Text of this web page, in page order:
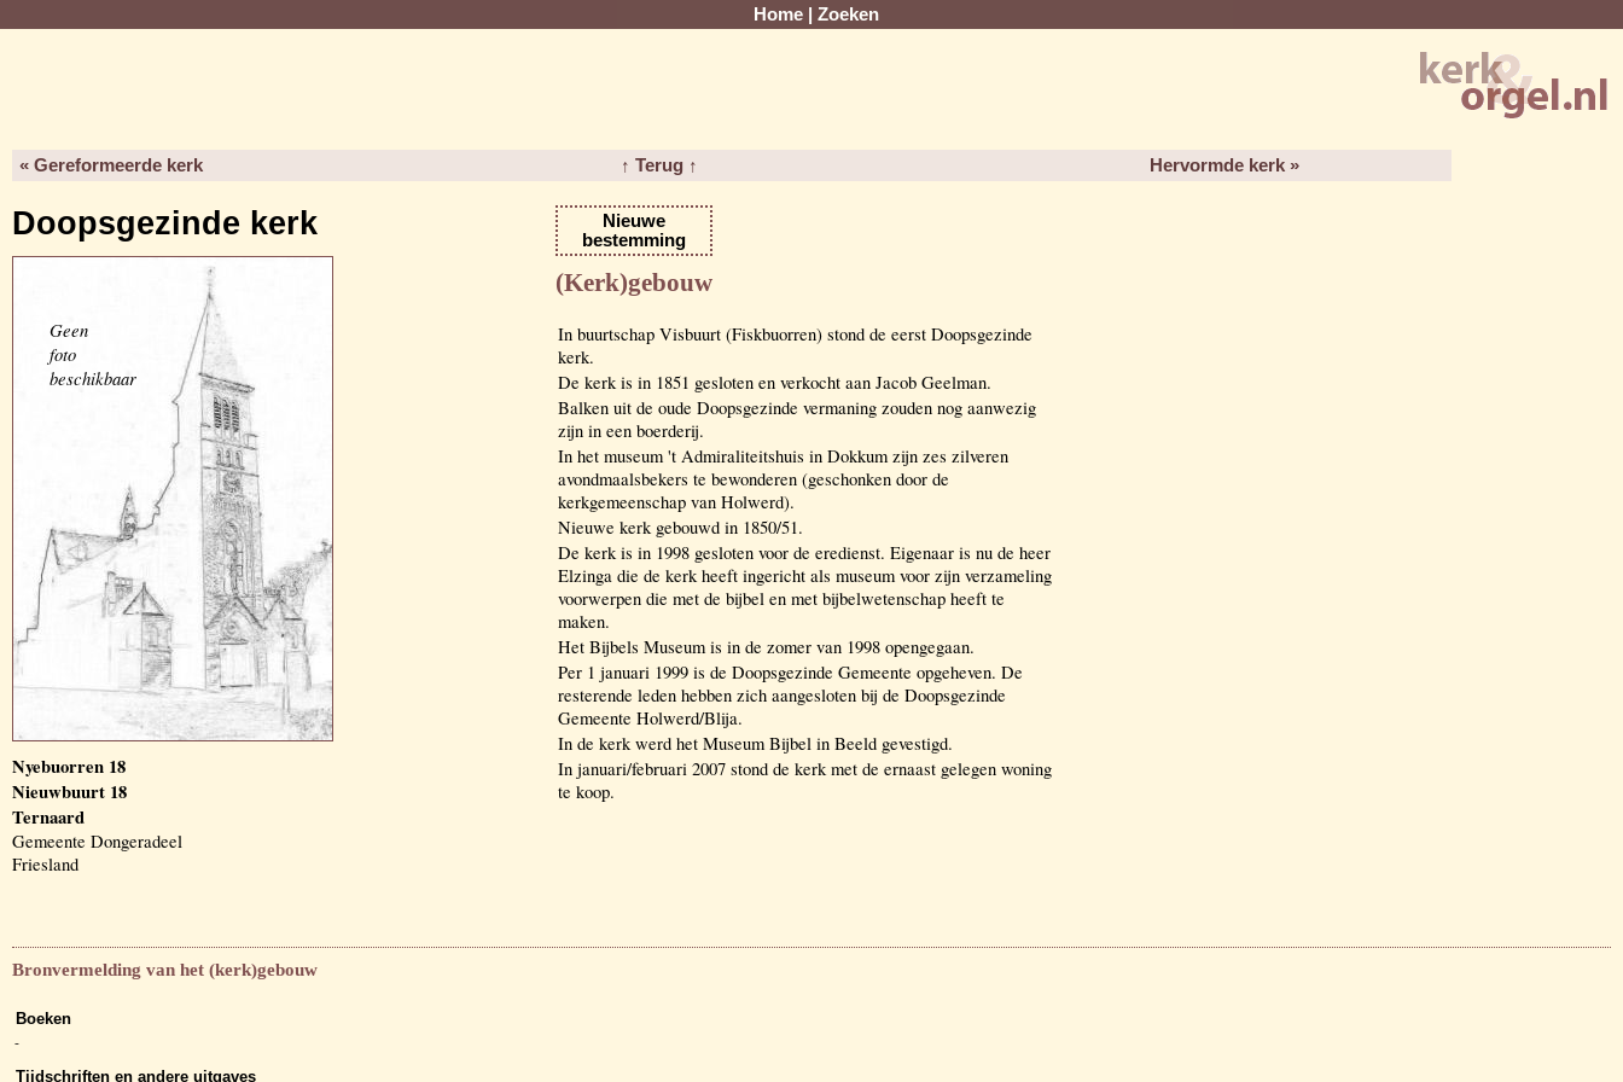
Home Zoeken
« Gereformeerde kerk ↑ Terug ↑ Hervormde kerk »
Doopsgezinde kerk
Nieuwe
bestemming
Geen
foto
beschikbaar
Nyebuorren 18
Nieuwbuurt 18
Ternaard
Gemeente Dongeradeel
Friesland
(Kerk)gebouw
In buurtschap Visbuurt (Fiskbuorren) stond de eerst Doopsgezinde
kerk.
De kerk is in 1851 gesloten en verkocht aan Jacob Geelman.
Balken uit de oude Doopsgezinde vermaning zouden nog aanwezig
zijn in een boerderij.
In het museum 't Admiraliteitshuis in Dokkum zijn zes zilveren
avondmaalsbekers te bewonderen (geschonken door de
kerkgemeenschap van Holwerd).
Nieuwe kerk gebouwd in 1850/51.
De kerk is in 1998 gesloten voor de eredienst. Eigenaar is nu de heer
Elzinga die de kerk heeft ingericht als museum voor zijn verzameling
voorwerpen die met de bijbel en met bijbelwetenschap heeft te
maken.
Het Bijbels Museum is in de zomer van 1998 opengegaan.
Per 1 januari 1999 is de Doopsgezinde Gemeente opgeheven. De
resterende leden hebben zich aangesloten bij de Doopsgezinde
Gemeente Holwerd/Blija.
In de kerk werd het Museum Bijbel in Beeld gevestigd.
In januari/februari 2007 stond de kerk met de ernaast gelegen woning
te koop.
Bronvermelding van het (kerk)gebouw
Boeken
-
Tijdschriften en andere uitgaves